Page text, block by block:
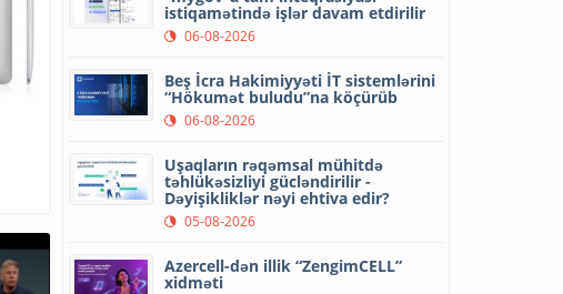
istiqamətində işlər davam etdirilir
06-08-2026
Beş İcra Hakimiyyəti İT sistemlərini
“Hökumət buludu”na köçürüb
06-08-2026
Uşaqların rəqəmsal mühitdə
təhlükəsizliyi gücləndirilir -
Dəyişikliklər nəyi ehtiva edir?
05-08-2026
Azercell-dən illik “ZengimCELL”
xidməti